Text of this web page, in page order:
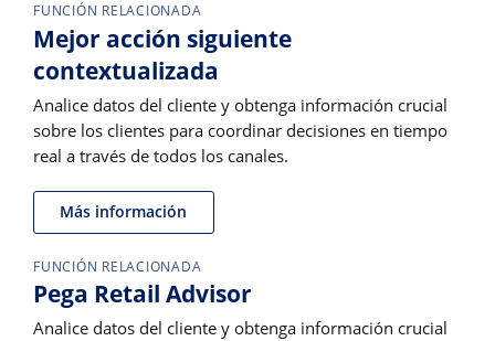
FUNCIÓN RELACIONADA
Mejor acción siguiente
contextualizada
Analice datos del cliente y obtenga información crucial
sobre los clientes para coordinar decisiones en tiempo
real a través de todos los canales.
Más información
FUNCIÓN RELACIONADA
Pega Retail Advisor
Analice datos del cliente y obtenga información crucial